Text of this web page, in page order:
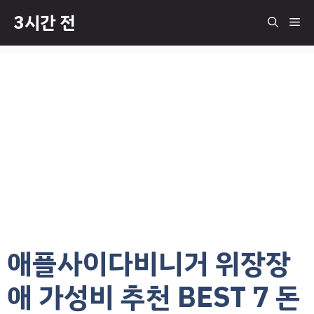
츠
3시간 전 메
애플사이다비니거 위장장
애 가성비 추천 BEST 7 돈